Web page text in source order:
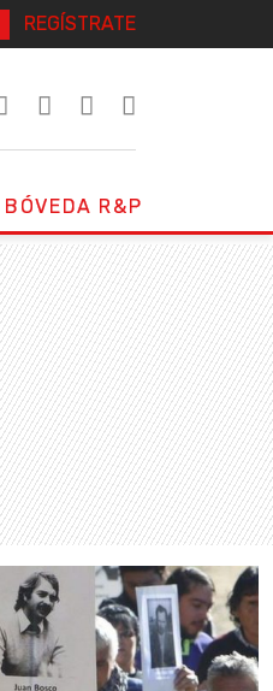
REGÍSTRATE
BÓVEDA R&P